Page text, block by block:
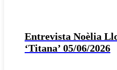
Entrevista Noèlia
‘Titana’ 05/06/2026